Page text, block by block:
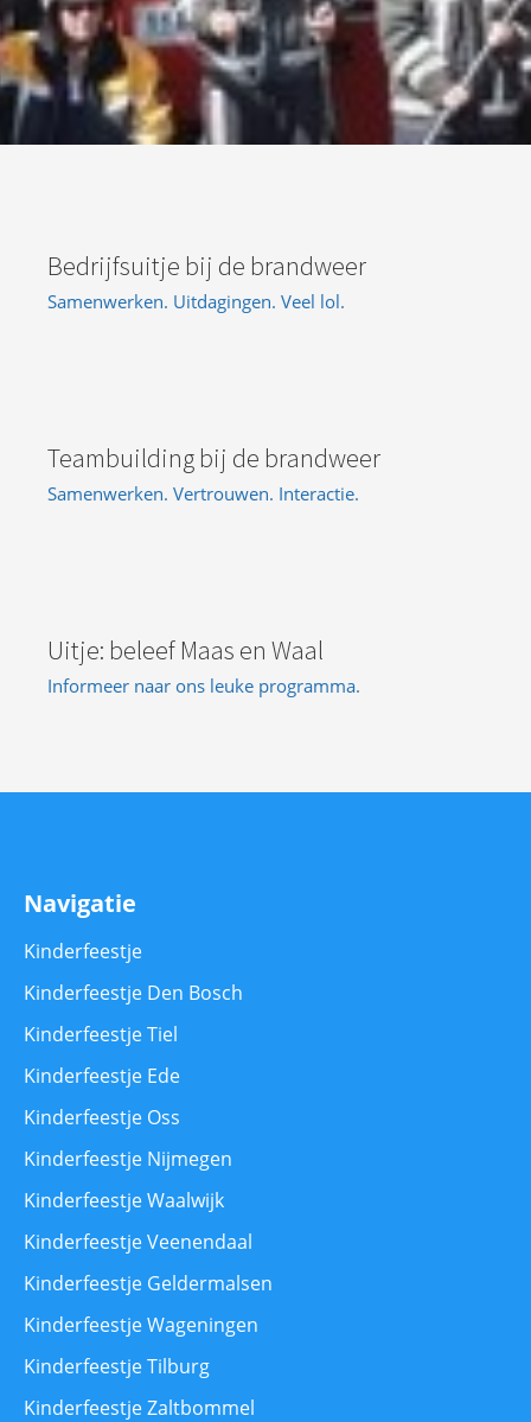
Bedrijfsuitje bij de brandweer
Samenwerken. Uitdagingen. Veel lol.
Teambuilding bij de brandweer
Samenwerken. Vertrouwen. Interactie.
Uitje: beleef Maas en Waal
Informeer naar ons leuke programma.
Navigatie
Kinderfeestje
Kinderfeestje Den Bosch
Kinderfeestje Tiel
Kinderfeestje Ede
Kinderfeestje Oss
Kinderfeestje Nijmegen
Kinderfeestje Waalwijk
Kinderfeestje Veenendaal
Kinderfeestje Geldermalsen
Kinderfeestje Wageningen
Kinderfeestje Tilburg
Kinderfeestje Zaltbommel